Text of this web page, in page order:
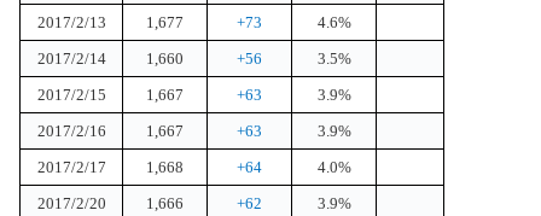
2017/2/13
1,677 +73
4.6%
2017/2/14
1,660 +56
3.5%
2017/2/15
1,667 +63
3.9%
2017/2/16
1,667 +63
3.9%
2017/2/17
1,668 +64
4.0%
2017/2/20
1,666 +62
3.9%